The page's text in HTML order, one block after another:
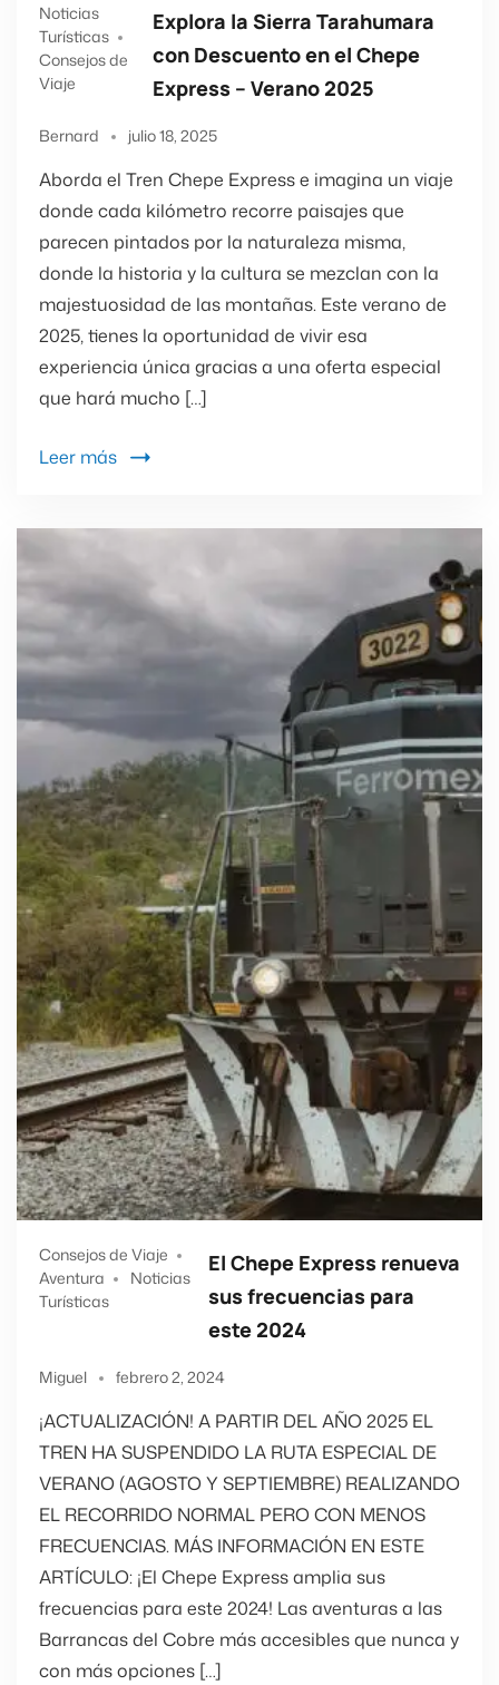
Noticias
Turísticas
Consejos de
Viaje
Explora la Sierra Tarahumara
con Descuento en el Chepe
Express – Verano 2025
Bernard julio 18, 2025
Aborda el Tren Chepe Express e imagina un viaje
donde cada kilómetro recorre paisajes que
parecen pintados por la naturaleza misma,
donde la historia y la cultura se mezclan con la
majestuosidad de las montañas. Este verano de
2025, tienes la oportunidad de vivir esa
experiencia única gracias a una oferta especial
que hará mucho […]
Leer más
Consejos de Viaje
Aventura
Noticias
Turísticas
El Chepe Express renueva
sus frecuencias para
este 2024
Miguel febrero 2, 2024
¡ACTUALIZACIÓN! A PARTIR DEL AÑO 2025 EL
TREN HA SUSPENDIDO LA RUTA ESPECIAL DE
VERANO (AGOSTO Y SEPTIEMBRE) REALIZANDO
EL RECORRIDO NORMAL PERO CON MENOS
FRECUENCIAS. MÁS INFORMACIÓN EN ESTE
ARTÍCULO: ¡El Chepe Express amplia sus
frecuencias para este 2024! Las aventuras a las
Barrancas del Cobre más accesibles que nunca y
con más opciones […]